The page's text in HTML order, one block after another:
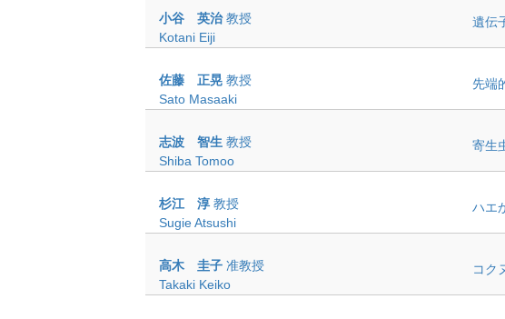
小谷 英治教授
Kotani Eiji
遺伝
佐藤 正晃 教授
Sato Masaaki
先端
志波 智生 教授
Shiba Tomoo
寄生
杉江 淳 教授
Sugie Atsushi
ハエ
高木 圭子 准教授
Takaki Keiko
コク